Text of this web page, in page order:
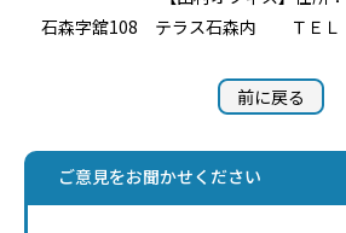
石森字舘108 テラス石森内 ＴＥＬ
前に戻る
ご意見をお聞かせください